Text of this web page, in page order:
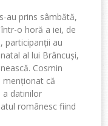
au prins sâmbătă,
o horă a iei, de
participanții au
al lui Brâncuși,
Cosmin
menționat că
a datinilor
românesc fiind